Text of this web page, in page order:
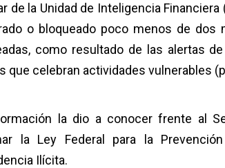
de la Unidad de Inteligencia
o bloqueado poco menos de
como resultado de las alertas
que celebran actividades vulnerables
la dio a conocer frente al
la Ley Federal para la
Ilícita.